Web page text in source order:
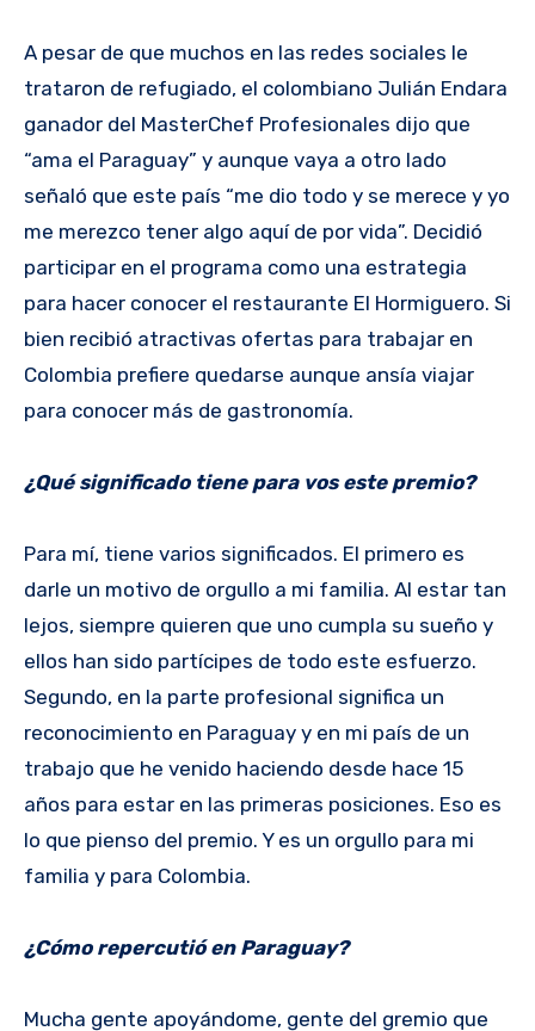
A pesar de que muchos en las redes sociales le
trataron de refugiado, el colombiano Julián Endara
ganador del MasterChef Profesionales dijo que
“ama el Paraguay” y aunque vaya a otro lado
señaló que este país “me dio todo y se merece y yo
me merezco tener algo aquí de por vida”. Decidió
participar en el programa como una estrategia
para hacer conocer el restaurante El Hormiguero. Si
bien recibió atractivas ofertas para trabajar en
Colombia prefiere quedarse aunque ansía viajar
para conocer más de gastronomía.
¿Qué significado tiene para vos este premio?
Para mí, tiene varios significados. El primero es
darle un motivo de orgullo a mi familia. Al estar tan
lejos, siempre quieren que uno cumpla su sueño y
ellos han sido partícipes de todo este esfuerzo.
Segundo, en la parte profesional significa un
reconocimiento en Paraguay y en mi país de un
trabajo que he venido haciendo desde hace 15
años para estar en las primeras posiciones. Eso es
lo que pienso del premio. Y es un orgullo para mi
familia y para Colombia.
¿Cómo repercutió en Paraguay?
Mucha gente apoyándome, gente del gremio que